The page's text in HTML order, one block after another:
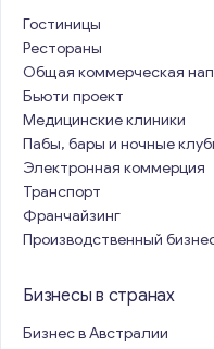
Гостиницы
Рестораны
Общая коммерческая
Бьюти проект
Медицинские клиники
Пабы, бары и ночные
Электронная коммерция
Транспорт
Франчайзинг
Производственный
Бизнесы в странах
Бизнес в Австралии